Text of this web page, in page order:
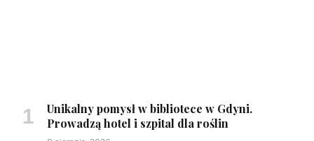
Unikalny pomysł w bibliotece w Gdyni.
Prowadzą hotel i szpital dla roślin